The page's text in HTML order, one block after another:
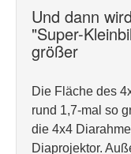
Und dann
"Super-
größer
Die Fläche des
rund 1,7-mal so
die 4x4
Diaprojektor.